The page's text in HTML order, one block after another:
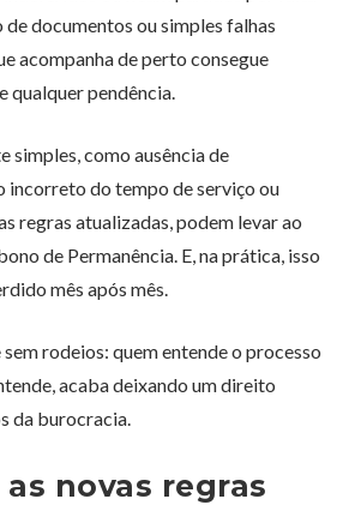
documentos ou simples falhas
acompanha de perto consegue
pendência.
simples, como ausência de
incorreto do tempo de serviço ou
regras atualizadas, podem levar ao
de Permanência. E, na prática, isso
mês após mês.
rodeios: quem entende o processo
acaba deixando um direito
da burocracia.
as novas regras